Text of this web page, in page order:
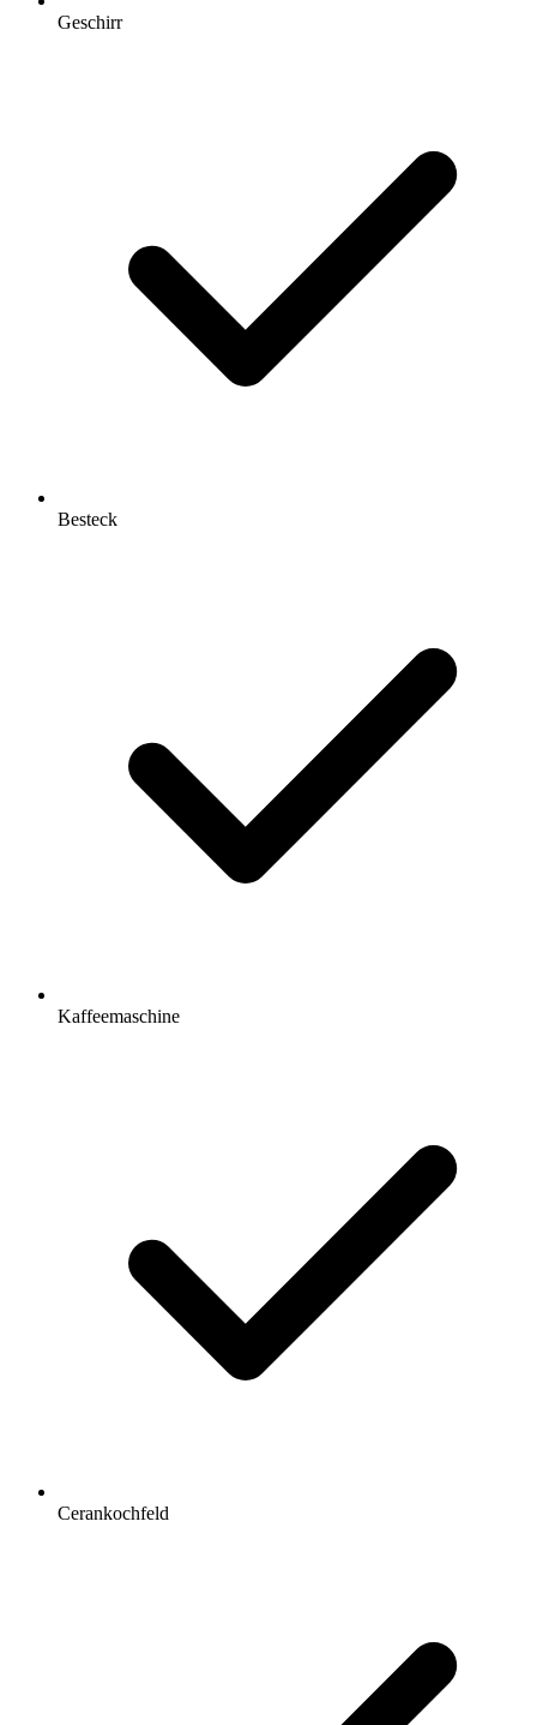
Geschirr
Besteck
Kaffeemaschine
Cerankochfeld